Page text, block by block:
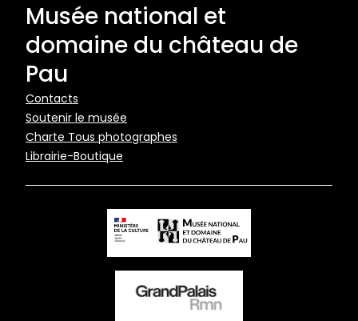
Musée national et
domaine du château de
Pau
Pied
de
page
Contacts
Soutenir le musée
Charte Tous photographes
Librairie-Boutique